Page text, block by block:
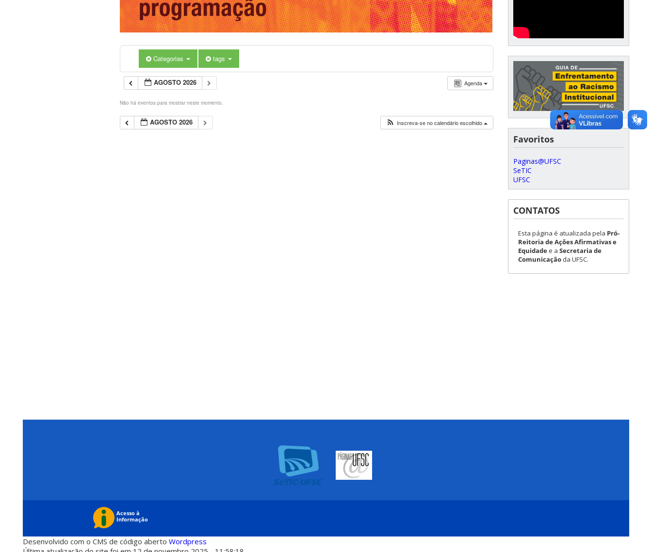
Categorias tags
Agenda
AGOSTO 2026
Não há eventos para mostrar neste momento.
AGOSTO 2026 Inscreva-se no calendário escolhido
Favoritos
Paginas@UFSC
SeTIC
UFSC
CONTATOS
Esta página é atualizada pela Pró-
Reitoria de Ações Afirmativas e
Equidadee a Secretaria de
Comunicação da UFSC.
Desenvolvido com o CMS de código aberto Wordpress